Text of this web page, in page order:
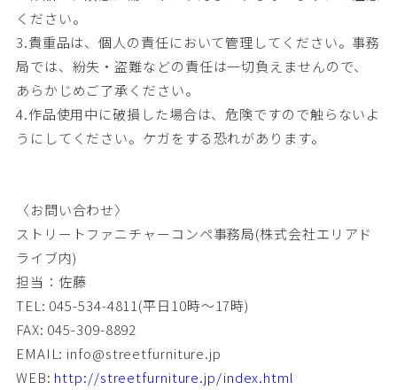
ください。
3.貴重品は、個人の責任において管理してください。事務
局では、紛失・盗難などの責任は一切負えませんので、
あらかじめご了承ください。
4.作品使用中に破損した場合は、危険ですので触らないよ
うにしてください。ケガをする恐れがあります。
〈お問い合わせ〉
ストリートファニチャーコンペ事務局(株式会社エリアド
ライブ内)
担当：佐藤
TEL: 045-534-4811(平日10時～17時)
FAX: 045-309-8892
EMAIL: info@streetfurniture.jp
WEB: http://streetfurniture.jp/index.html